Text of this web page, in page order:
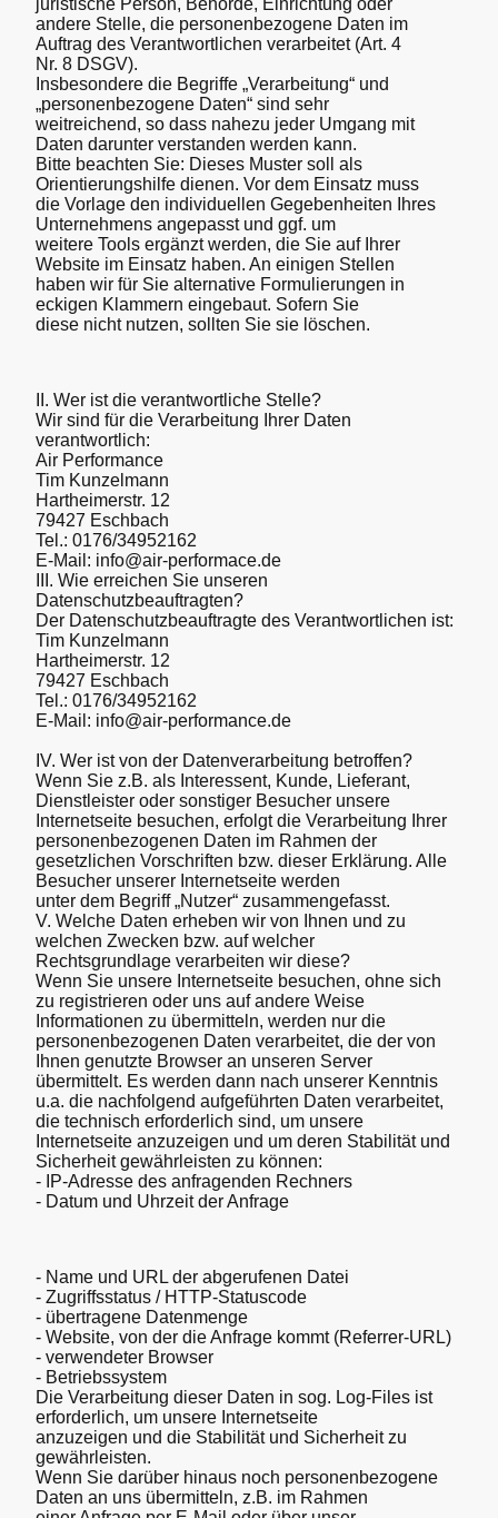
andere Stelle, die personenbezogene Daten im
Auftrag des Verantwortlichen verarbeitet (Art. 4
Nr. 8 DSGV).
Insbesondere die Begriffe „Verarbeitung“ und
„personenbezogene Daten“ sind sehr
weitreichend, so dass nahezu jeder Umgang mit
Daten darunter verstanden werden kann.
Bitte beachten Sie: Dieses Muster soll als
Orientierungshilfe dienen. Vor dem Einsatz muss
die Vorlage den individuellen Gegebenheiten Ihres
Unternehmens angepasst und ggf. um
weitere Tools ergänzt werden, die Sie auf Ihrer
Website im Einsatz haben. An einigen Stellen
haben wir für Sie alternative Formulierungen in
eckigen Klammern eingebaut. Sofern Sie
diese nicht nutzen, sollten Sie sie löschen.
II. Wer ist die verantwortliche Stelle?
Wir sind für die Verarbeitung Ihrer Daten
verantwortlich:
Air Performance
Tim Kunzelmann
Hartheimerstr. 12
79427 Eschbach
Tel.: 0176/34952162
E-Mail: info@air-performace.de
III. Wie erreichen Sie unseren
Datenschutzbeauftragten?
Der Datenschutzbeauftragte des Verantwortlichen ist:
Tim Kunzelmann
Hartheimerstr. 12
79427 Eschbach
Tel.: 0176/34952162
E-Mail: info@air-performance.de
IV. Wer ist von der Datenverarbeitung betroffen?
Wenn Sie z.B. als Interessent, Kunde, Lieferant,
Dienstleister oder sonstiger Besucher unsere
Internetseite besuchen, erfolgt die Verarbeitung Ihrer
personenbezogenen Daten im Rahmen der
gesetzlichen Vorschriften bzw. dieser Erklärung. Alle
Besucher unserer Internetseite werden
unter dem Begriff „Nutzer“ zusammengefasst.
V. Welche Daten erheben wir von Ihnen und zu
welchen Zwecken bzw. auf welcher
Rechtsgrundlage verarbeiten wir diese?
Wenn Sie unsere Internetseite besuchen, ohne sich
zu registrieren oder uns auf andere Weise
Informationen zu übermitteln, werden nur die
personenbezogenen Daten verarbeitet, die der von
Ihnen genutzte Browser an unseren Server
übermittelt. Es werden dann nach unserer Kenntnis
u.a. die nachfolgend aufgeführten Daten verarbeitet,
die technisch erforderlich sind, um unsere
Internetseite anzuzeigen und um deren Stabilität und
Sicherheit gewährleisten zu können:
- IP-Adresse des anfragenden Rechners
- Datum und Uhrzeit der Anfrage
- Name und URL der abgerufenen Datei
- Zugriffsstatus / HTTP-Statuscode
- übertragene Datenmenge
- Website, von der die Anfrage kommt (Referrer-URL)
- verwendeter Browser
- Betriebssystem
Die Verarbeitung dieser Daten in sog. Log-Files ist
erforderlich, um unsere Internetseite
anzuzeigen und die Stabilität und Sicherheit zu
gewährleisten.
Wenn Sie darüber hinaus noch personenbezogene
Daten an uns übermitteln, z.B. im Rahmen